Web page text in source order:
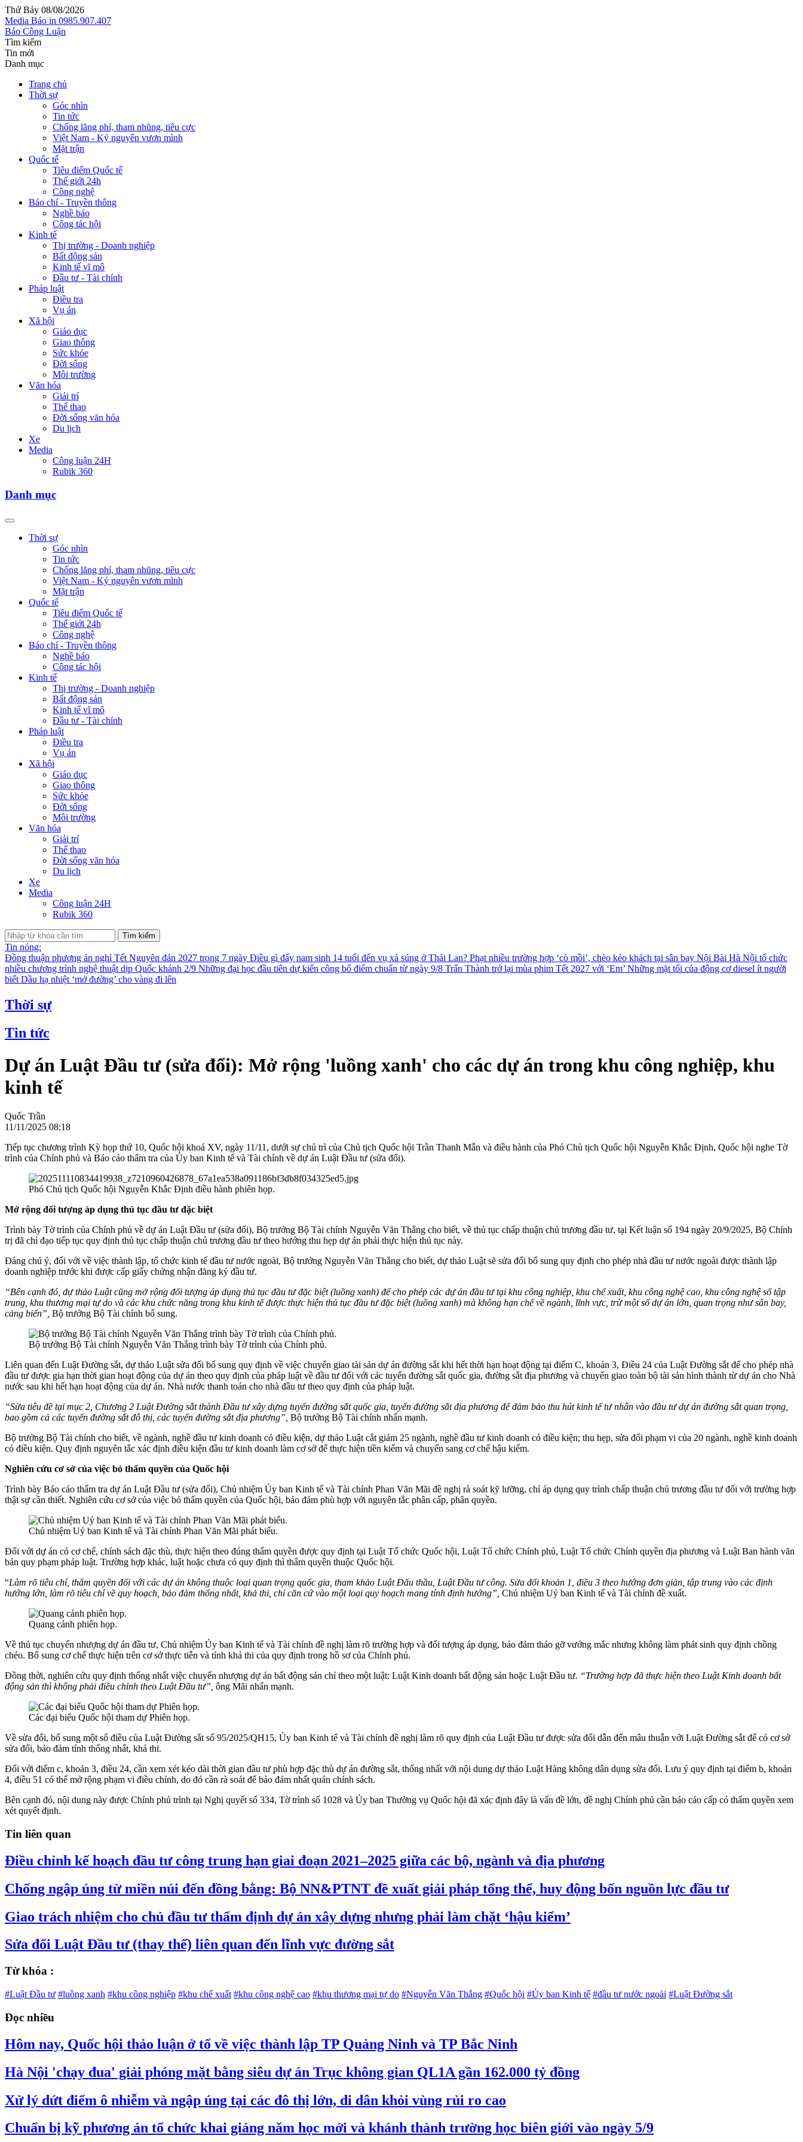
Thứ Bảy 08/08/2026
Media Báo in 0985.907.407
Báo Công Luận
Tìm kiếm
Tin mới
Danh mục
Trang chủ
Thời sự
Góc nhìn
Tin tức
Chống lãng phí, tham nhũng, tiêu cực
Việt Nam - Kỷ nguyên vươn mình
Mặt trận
Quốc tế
Tiêu điểm Quốc tế
Thế giới 24h
Công nghệ
Báo chí - Truyền thông
Nghề báo
Công tác hội
Kinh tế
Thị trường - Doanh nghiệp
Bất động sản
Kinh tế vĩ mô
Đầu tư - Tài chính
Pháp luật
Điều tra
Vụ án
Xã hội
Giáo dục
Giao thông
Sức khỏe
Đời sống
Môi trường
Văn hóa
Giải trí
Thể thao
Đời sống văn hóa
Du lịch
Xe
Media
Công luận 24H
Rubik 360
Danh mục
Thời sự
Góc nhìn
Tin tức
Chống lãng phí, tham nhũng, tiêu cực
Việt Nam - Kỷ nguyên vươn mình
Mặt trận
Quốc tế
Tiêu điểm Quốc tế
Thế giới 24h
Công nghệ
Báo chí - Truyền thông
Nghề báo
Công tác hội
Kinh tế
Thị trường - Doanh nghiệp
Bất động sản
Kinh tế vĩ mô
Đầu tư - Tài chính
Pháp luật
Điều tra
Vụ án
Xã hội
Giáo dục
Giao thông
Sức khỏe
Đời sống
Môi trường
Văn hóa
Giải trí
Thể thao
Đời sống văn hóa
Du lịch
Xe
Media
Công luận 24H
Rubik 360
Tìm kiếm
Tin nóng:
Đồng thuận phương án nghỉ Tết Nguyên đán 2027 trong 7 ngày Điều gì đẩy nam sinh 14 tuổi đến vụ xả súng ở Thái Lan? Phạt nhiều trường hợp ‘cò mồi’, chèo kéo khách tại sân bay Nội Bài Hà Nội tổ chức
nhiều chương trình nghệ thuật dịp Quốc khánh 2/9 Những đại học đầu tiên dự kiến công bố điểm chuẩn từ ngày 9/8 Trấn Thành trở lại mùa phim Tết 2027 với ‘Em’ Những mặt tối của động cơ diesel ít người
biếtDầu hạ nhiệt ‘mở đường’ cho vàng đi lên
Thời sự
Tin tức
Dự án Luật Đầu tư (sửa đổi): Mở rộng 'luồng xanh' cho các dự án trong khu công nghiệp, khu
kinh tế
Quốc Trần
11/11/2025 08:18
Tiếp tục chương trình Kỳ họp thứ 10, Quốc hội khoá XV, ngày 11/11, dưới sự chủ trì của Chủ tịch Quốc hội Trần Thanh Mẫn và điều hành của Phó Chủ tịch Quốc hội Nguyễn Khắc Định, Quốc hội nghe Tờ
trình của Chính phủ và Báo cáo thẩm tra của Ủy ban Kinh tế và Tài chính về dự án Luật Đầu tư (sửa đổi).
Phó Chủ tịch Quốc hội Nguyễn Khắc Định điều hành phiên họp.
Mở rộng đối tượng áp dụng thủ tục đầu tư đặc biệt
Trình bày Tờ trình của Chính phủ về dự án Luật Đầu tư (sửa đổi), Bộ trưởng Bộ Tài chính Nguyễn Văn Thắng cho biết, về thủ tục chấp thuận chủ trương đầu tư, tại Kết luận số 194 ngày 20/9/2025, Bộ Chính
trị đã chỉ đạo tiếp tục quy định thủ tục chấp thuận chủ trương đầu tư theo hướng thu hẹp dự án phải thực hiện thủ tục này.
Đáng chú ý, đối với về việc thành lập, tổ chức kinh tế đầu tư nước ngoài, Bộ trưởng Nguyễn Văn Thắng cho biết, dự thảo Luật sẽ sửa đổi bổ sung quy định cho phép nhà đầu tư nước ngoài được thành lập
doanh nghiệp trước khi được cấp giấy chứng nhận đăng ký đầu tư.
“Bên cạnh đó, dự thảo Luật cũng mở rộng đối tượng áp dụng thủ tục đầu tư đặc biệt (luồng xanh) để cho phép các dự án đầu tư tại khu công nghiệp, khu chế xuất, khu công nghệ cao, khu công nghệ số tập
trung, khu thương mại tự do và các khu chức năng trong khu kinh tế được thực hiện thủ tục đầu tư đặc biệt (luồng xanh) mà không hạn chế về ngành, lĩnh vực, trừ một số dự án lớn, quan trọng như sân bay,
cảng biển”, Bộ trưởng Bộ Tài chính bổ sung.
Bộ trưởng Bộ Tài chính Nguyễn Văn Thắng trình bày Tờ trình của Chính phủ.
Liên quan đến Luật Đường sắt, dự thảo Luật sửa đổi bổ sung quy định về việc chuyển giao tài sản dự án đường sắt khi hết thời hạn hoạt động tại điểm C, khoản 3, Điều 24 của Luật Đường sắt để cho phép nhà
đầu tư được gia hạn thời gian hoạt động của dự án theo quy định của pháp luật về đầu tư đối với các tuyến đường sắt quốc gia, đường sắt địa phương và chuyển giao toàn bộ tài sản hình thành từ dự án cho Nhà
nước sau khi hết hạn hoạt động của dự án. Nhà nước thanh toán cho nhà đầu tư theo quy định của pháp luật.
“Sửa tiêu đề tại mục 2, Chương 2 Luật Đường sắt thành Đầu tư xây dựng tuyến đường sắt quốc gia, tuyến đường sắt địa phương để đảm bảo thu hút kinh tế tư nhân vào đầu tư dự án đường sắt quan trọng,
bao gồm cả các tuyến đường sắt đô thị, các tuyến đường sắt địa phương”, Bộ trưởng Bộ Tài chính nhấn mạnh.
Bộ trưởng Bộ Tài chính cho biết, về ngành, nghề đầu tư kinh doanh có điều kiện, dự thảo Luật cắt giảm 25 ngành, nghề đầu tư kinh doanh có điều kiện; thu hẹp, sửa đổi phạm vi của 20 ngành, nghề kinh doanh
có điều kiện. Quy định nguyên tắc xác định điều kiện đầu tư kinh doanh làm cơ sở để thực hiện tiền kiểm và chuyển sang cơ chế hậu kiểm.
Nghiên cứu cơ sở của việc bỏ thẩm quyền của Quốc hội
Trình bày Báo cáo thẩm tra dự án Luật Đầu tư (sửa đổi), Chủ nhiệm Ủy ban Kinh tế và Tài chính Phan Văn Mãi đề nghị rà soát kỹ lưỡng, chỉ áp dụng quy trình chấp thuận chủ trương đầu tư đối với trường hợp
thật sự cần thiết. Nghiên cứu cơ sở của việc bỏ thẩm quyền của Quốc hội, bảo đảm phù hợp với nguyên tắc phân cấp, phân quyền.
Chủ nhiệm Uỷ ban Kinh tế và Tài chính Phan Văn Mãi phát biểu.
Đối với dự án có cơ chế, chính sách đặc thù, thực hiện theo đúng thẩm quyền được quy định tại Luật Tổ chức Quốc hội, Luật Tổ chức Chính phủ, Luật Tổ chức Chính quyền địa phương và Luật Ban hành văn
bản quy phạm pháp luật. Trường hợp khác, luật hoặc chưa có quy định thì thẩm quyền thuộc Quốc hội.
“Làm rõ tiêu chí, thẩm quyền đối với các dự án không thuộc loại quan trọng quốc gia, tham khảo Luật Đấu thầu, Luật Đầu tư công. Sửa đổi khoản 1, điều 3 theo hướng đơn giản, tập trung vào các định
hướng lớn, làm rõ tiêu chí về quy hoạch, bảo đảm thống nhất, khả thi, chỉ căn cứ vào một loại quy hoạch mang tính định hướng”, Chủ nhiệm Uỷ ban Kinh tế và Tài chính đề xuất.
Quang cảnh phiên họp.
Về thủ tục chuyển nhượng dự án đầu tư, Chủ nhiệm Ủy ban Kinh tế và Tài chính đề nghị làm rõ trường hợp và đối tượng áp dụng, bảo đảm tháo gỡ vướng mắc nhưng không làm phát sinh quy định chồng
chéo. Bổ sung cơ chế thực hiện trên cơ sở thực tiễn và tính khả thi của quy định trong hồ sơ của Chính phủ.
Đồng thời, nghiên cứu quy định thống nhất việc chuyển nhượng dự án bất động sản chỉ theo một luật: Luật Kinh doanh bất động sản hoặc Luật Đầu tư. “Trường hợp đã thực hiện theo Luật Kinh doanh bất
động sản thì không phải điều chỉnh theo Luật Đầu tư”, ông Mãi nhấn mạnh.
Các đại biểu Quốc hội tham dự Phiên họp.
Về sửa đổi, bổ sung một số điều của Luật Đường sắt số 95/2025/QH15, Ủy ban Kinh tế và Tài chính đề nghị làm rõ quy định của Luật Đầu tư được sửa đổi dẫn đến mâu thuẫn với Luật Đường sắt để có cơ sở
sửa đổi, bảo đảm tính thống nhất, khả thi.
Đối với điểm c, khoản 3, điều 24, cần xem xét kéo dài thời gian đầu tư phù hợp đặc thù dự án đường sắt, thống nhất với nội dung dự thảo Luật Hàng không dân dụng sửa đổi. Lưu ý quy định tại điểm b, khoản
4, điều 51 có thể mở rộng phạm vi điều chỉnh, do đó cần rà soát để bảo đảm nhất quán chính sách.
Bên cạnh đó, nội dung này được Chính phủ trình tại Nghị quyết số 334, Tờ trình số 1028 và Ủy ban Thường vụ Quốc hội đã xác định đây là vấn đề lớn, đề nghị Chính phủ cần báo cáo cấp có thẩm quyền xem
xét quyết định.
Tin liên quan
Điều chỉnh kế hoạch đầu tư công trung hạn giai đoạn 2021–2025 giữa các bộ, ngành và địa phương
Chống ngập úng từ miền núi đến đồng bằng: Bộ NN&PTNT đề xuất giải pháp tổng thể, huy động bốn nguồn lực đầu tư
Giao trách nhiệm cho chủ đầu tư thẩm định dự án xây dựng nhưng phải làm chặt ‘hậu kiểm’
Sửa đổi Luật Đầu tư (thay thế) liên quan đến lĩnh vực đường sắt
Từ khóa :
#Luật Đầu tư #luồng xanh #khu công nghiệp #khu chế xuất #khu công nghệ cao #khu thương mại tự do #Nguyễn Văn Thắng #Quốc hội #Ủy ban Kinh tế #đầu tư nước ngoài #Luật Đường sắt
Đọc nhiều
Hôm nay, Quốc hội thảo luận ở tổ về việc thành lập TP Quảng Ninh và TP Bắc Ninh
Hà Nội 'chạy đua' giải phóng mặt bằng siêu dự án Trục không gian QL1A gần 162.000 tỷ đồng
Xử lý dứt điểm ô nhiễm và ngập úng tại các đô thị lớn, di dân khỏi vùng rủi ro cao
Chuẩn bị kỹ phương án tổ chức khai giảng năm học mới và khánh thành trường học biên giới vào ngày 5/9